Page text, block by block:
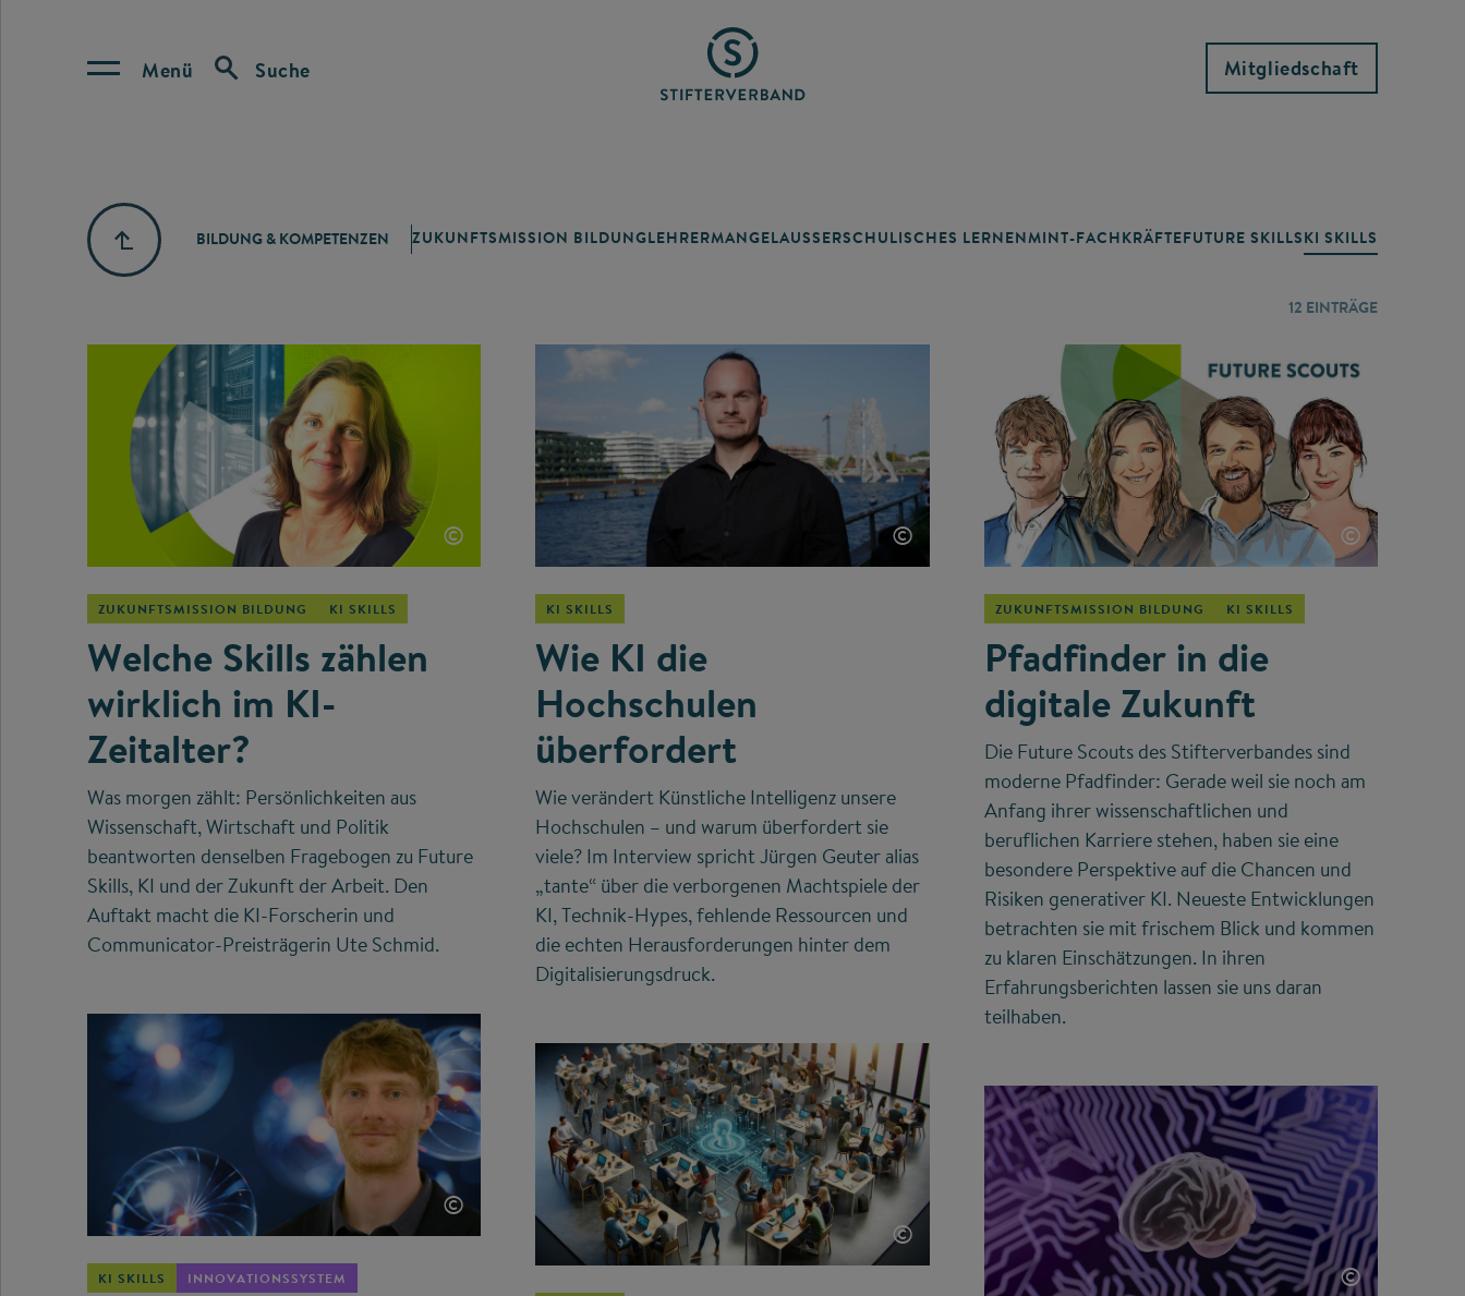
Menü Suche Mitgliedschaft
BILDUNG & KOMPETENZEN ZUKUNFTSMISSION BILDUNGLEHRERMANGELAUSSERSCHULISCHES LERNEN MINT-FACHKRÄFTEFUTURE SKILLSKI SKILLS
12 EINTRÄGE
©
ZUKUNFTSMISSION BILDUNG KI SKILLS
Welche Skills zählen
wirklich im KI-
Zeitalter?
Was morgen zählt: Persönlichkeiten aus
Wissenschaft, Wirtschaft und Politik
beantworten denselben Fragebogen zu Future
Skills, KI und der Zukunft der Arbeit. Den
Auftakt macht die KI-Forscherin und
Communicator-Preisträgerin Ute Schmid.
©
KI SKILLS
Wie KI die
Hochschulen
überfordert
Wie verändert Künstliche Intelligenz unsere
Hochschulen – und warum überfordert sie
viele? Im Interview spricht Jürgen Geuter alias
„tante“ über die verborgenen Machtspiele der
KI, Technik-Hypes, fehlende Ressourcen und
die echten Herausforderungen hinter dem
Digitalisierungsdruck.
©
ZUKUNFTSMISSION BILDUNG KI SKILLS
Pfadfinder in die
digitale Zukunft
Die Future Scouts des Stifterverbandes sind
moderne Pfadfinder: Gerade weil sie noch am
Anfang ihrer wissenschaftlichen und
beruflichen Karriere stehen, haben sie eine
besondere Perspektive auf die Chancen und
Risiken generativer KI. Neueste Entwicklungen
betrachten sie mit frischem Blick und kommen
zu klaren Einschätzungen. In ihren
Erfahrungsberichten lassen sie uns daran
teilhaben.
©
KI SKILLS INNOVATIONSSYSTEM
©
©